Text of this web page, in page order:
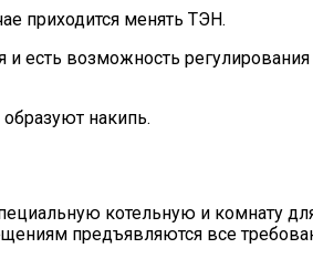
приходится менять ТЭН.
есть возможность
накипь.
котельную и комнату
предъявляются все